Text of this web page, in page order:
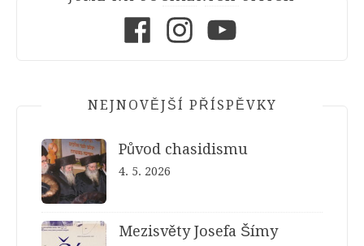
NEJNOVĚJŠÍ PŘÍSPĚVKY
Původ chasidismu
4. 5. 2026
Mezisvěty Josefa Šímy